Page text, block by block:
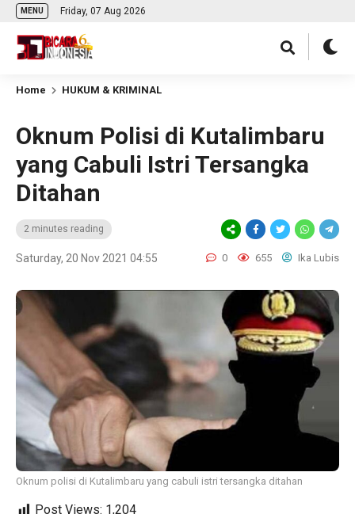
MENU Friday, 07 Aug 2026
Home HUKUM & KRIMINAL
Oknum Polisi di Kutalimbaru
yang Cabuli Istri Tersangka
Ditahan
2 minutes reading
Saturday, 20 Nov 2021 04:55 0 655 Ika Lubis
Oknum polisi di Kutalimbaru yang cabuli istri tersangka ditahan
Post Views: 1,204